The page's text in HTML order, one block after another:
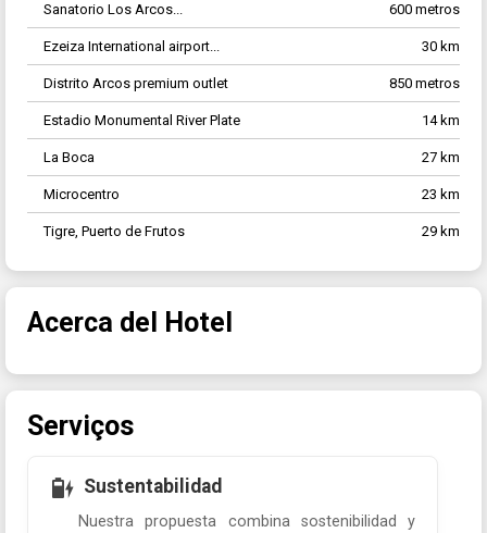
Sanatorio Los Arcos... 600 metros
Ezeiza International airport... 30 km
Distrito Arcos premium outlet 850 metros
Estadio Monumental River Plate 14 km
La Boca 27 km
Microcentro 23 km
Tigre, Puerto de Frutos 29 km
Acerca del Hotel
Serviços
Sustentabilidad
Nuestra propuesta combina sostenibilidad y